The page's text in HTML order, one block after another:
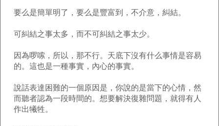
要么是簡單明了，要么是豐富到，不介意，糾結。
可糾結之事太多，而不可糾結之事太少。
因為啰嗦，所以，那不行。天底下沒有什么事情是容易
的。這也是一種事實，內心的事實。
說話表達困難的一個原因是，你說的是當下的心情，然
而聽者認為一段時間的。想要解決復雜問題，就得有人
作出犧牲。